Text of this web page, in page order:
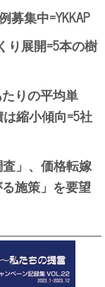
募集中=YKKAP
り展開=5本の樹
りの平均単
縮小傾向=5社
」、価格転嫁
施策」を要望